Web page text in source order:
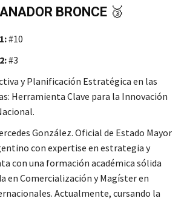
BRONCE🥉
#10
#3
y Planificación Estratégica en las
Herramienta Clave para la Innovación
González. Oficial de Estado Mayor
con expertise en estrategia y
con una formación académica sólida
en Comercialización y Magíster en
Actualmente, cursando la